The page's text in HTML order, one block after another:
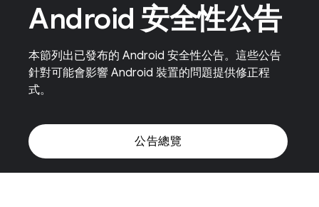
Android 安全性公告
本節列出已發布的 Android 安全性公告。這些公告
針對可能會影響 Android 裝置的問題提供修正程
式。
公告總覽